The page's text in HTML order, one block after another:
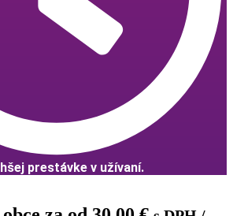
prestávke v užívaní.